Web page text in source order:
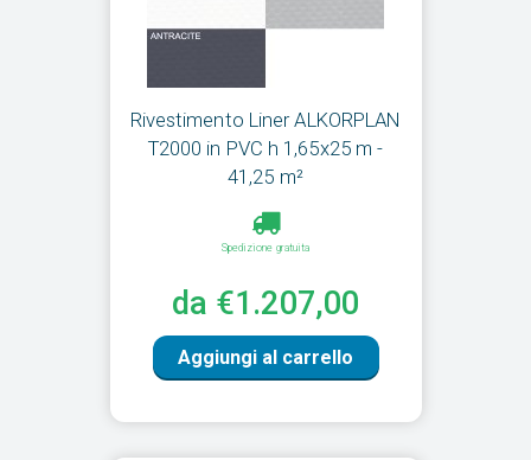
Rivestimento Liner ALKORPLAN
T2000 in PVC h 1,65x25 m -
41,25 m²
Spedizione gratuita
da €1.207,00
Aggiungi al carrello